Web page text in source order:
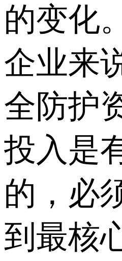
的变化
企业来
全防护
投入是
的，必
到最核